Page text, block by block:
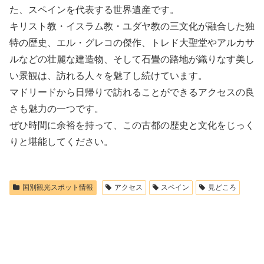
た、スペインを代表する世界遺産です。
キリスト教・イスラム教・ユダヤ教の三文化が融合した独
特の歴史、エル・グレコの傑作、トレド大聖堂やアルカサ
ルなどの壮麗な建造物、そして石畳の路地が織りなす美し
い景観は、訪れる人々を魅了し続けています。
マドリードから日帰りで訪れることができるアクセスの良
さも魅力の一つです。
ぜひ時間に余裕を持って、この古都の歴史と文化をじっく
りと堪能してください。
国別観光スポット情報 アクセス スペイン 見どころ